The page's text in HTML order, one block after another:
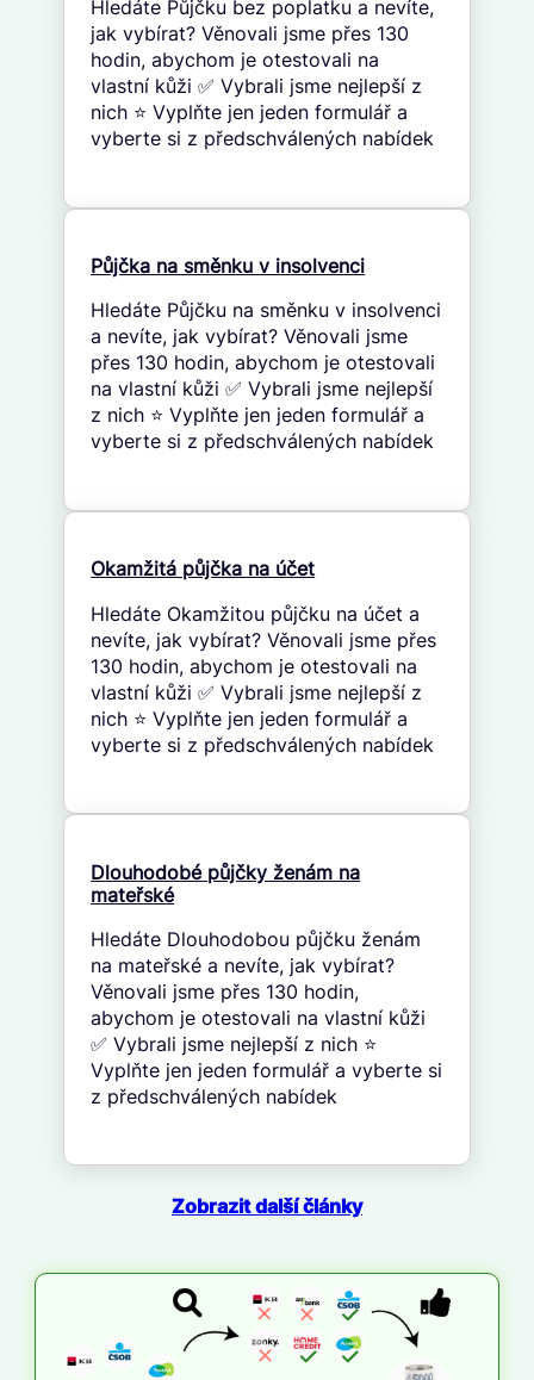
Hledáte Půjčku bez poplatku a nevíte,
jak vybírat? Věnovali jsme přes 130
hodin, abychom je otestovali na
vlastní kůži ✅ Vybrali jsme nejlepší z
nich ⭐ Vyplňte jen jeden formulář a
vyberte si z předschválených nabídek
Půjčka na směnku v insolvenci
Hledáte Půjčku na směnku v insolvenci
a nevíte, jak vybírat? Věnovali jsme
přes 130 hodin, abychom je otestovali
na vlastní kůži ✅ Vybrali jsme nejlepší
z nich ⭐ Vyplňte jen jeden formulář a
vyberte si z předschválených nabídek
Okamžitá půjčka na účet
Hledáte Okamžitou půjčku na účet a
nevíte, jak vybírat? Věnovali jsme přes
130 hodin, abychom je otestovali na
vlastní kůži ✅ Vybrali jsme nejlepší z
nich ⭐ Vyplňte jen jeden formulář a
vyberte si z předschválených nabídek
Dlouhodobé půjčky ženám na
mateřské
Hledáte Dlouhodobou půjčku ženám
na mateřské a nevíte, jak vybírat?
Věnovali jsme přes 130 hodin,
abychom je otestovali na vlastní kůži
✅ Vybrali jsme nejlepší z nich ⭐
Vyplňte jen jeden formulář a vyberte si
z předschválených nabídek
Zobrazit další články